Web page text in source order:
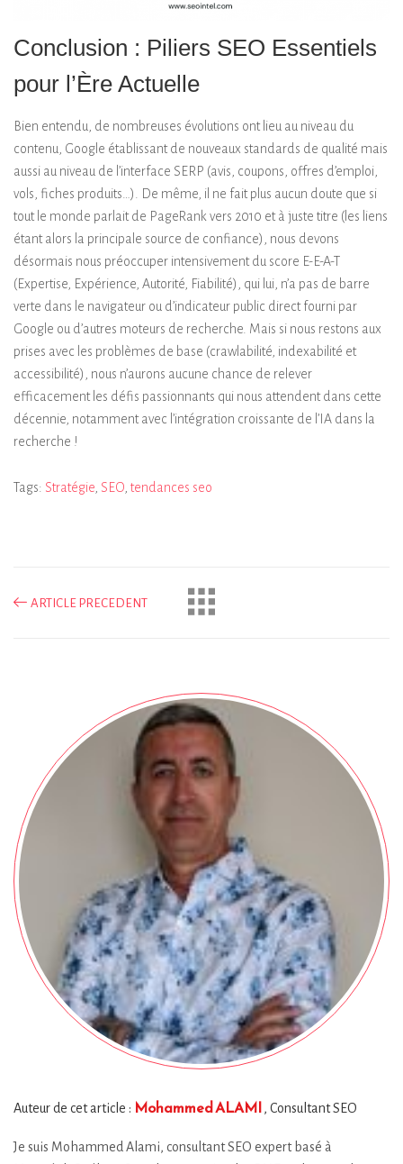
Conclusion : Piliers SEO Essentiels
pour l’Ère Actuelle
Bien entendu, de nombreuses évolutions ont lieu au niveau du
contenu, Google établissant de nouveaux standards de qualité mais
aussi au niveau de l’interface SERP (avis, coupons, offres d’emploi,
vols, fiches produits…). De même, il ne fait plus aucun doute que si
tout le monde parlait de PageRank vers 2010 et à juste titre (les liens
étant alors la principale source de confiance), nous devons
désormais nous préoccuper intensivement du score E-E-A-T
(Expertise, Expérience, Autorité, Fiabilité), qui lui, n’a pas de barre
verte dans le navigateur ou d’indicateur public direct fourni par
Google ou d’autres moteurs de recherche. Mais si nous restons aux
prises avec les problèmes de base (crawlabilité, indexabilité et
accessibilité), nous n’aurons aucune chance de relever
efficacement les défis passionnants qui nous attendent dans cette
décennie, notamment avec l’intégration croissante de l’IA dans la
recherche !
Tags: Stratégie SEO tendances seo
ARTICLE PRECEDENT
Auteur de cet article : Mohammed ALAMI, Consultant SEO
Je suis Mohammed Alami, consultant SEO expert basé à